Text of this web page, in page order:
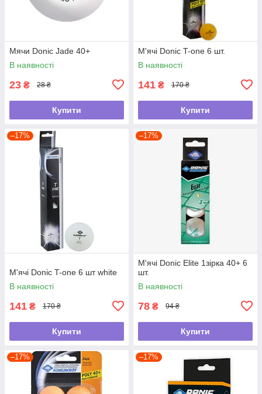
Мячи Donic Jade 40+
В наявності
23 ₴ 28 ₴
Купити
М'ячі Donic T-one 6 шт.
В наявності
141 ₴ 170 ₴
Купити
–17%
М'ячі Donic T-one 6 шт white
В наявності
141 ₴ 170 ₴
Купити
–17%
М'ячі Donic Elite 1зірка 40+ 6
шт.
В наявності
78 ₴ 94 ₴
Купити
–17% –17%